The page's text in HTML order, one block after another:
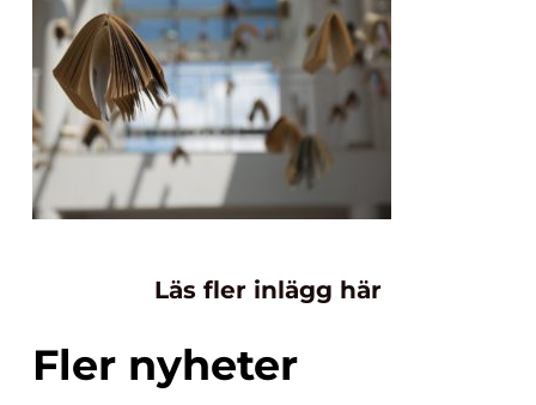
Läs fler inlägg här
Fler nyheter